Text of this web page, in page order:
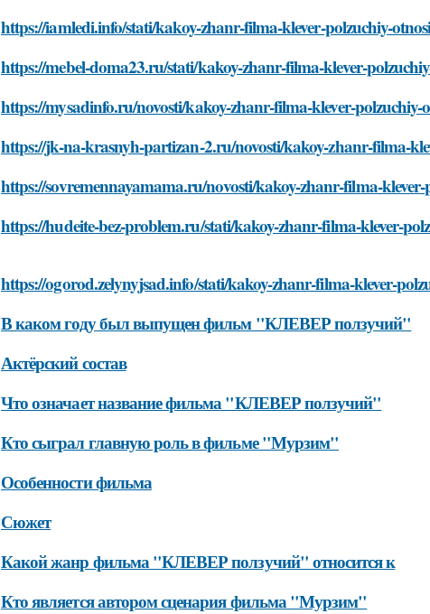
https://iamledi.info/stati/kakoy-zhanr-filma-klever-polzuchiy-
https://mebel-doma23.ru/stati/kakoy-zhanr-filma-klever-
https://mysadinfo.ru/novosti/kakoy-zhanr-filma-klever-polzuchiy-
https://jk-na-krasnyh-partizan-2.ru/novosti/kakoy-zhanr-filma-
https://sovremennayamama.ru/novosti/kakoy-zhanr-filma-
https://hudeite-bez-problem.ru/stati/kakoy-zhanr-filma-klever-
https://ogorod.zelynyjsad.info/stati/kakoy-zhanr-filma-klever-
В каком году был выпущен фильм "КЛЕВЕР ползучий"
Актёрский состав
Что означает название фильма "КЛЕВЕР ползучий"
Кто сыграл главную роль в фильме "Мурзим"
Особенности фильма
Сюжет
Какой жанр фильма "КЛЕВЕР ползучий" относится к
Кто является автором сценария фильма "Мурзим"